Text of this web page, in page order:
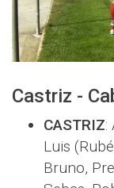
Castriz -
CASTRIZ:
Luis
Bruno,